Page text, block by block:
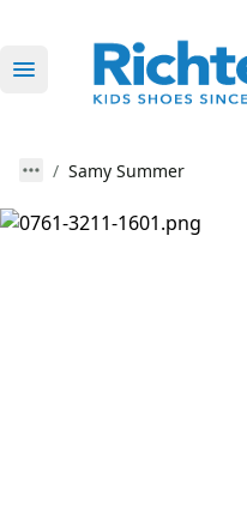
Samy Summer